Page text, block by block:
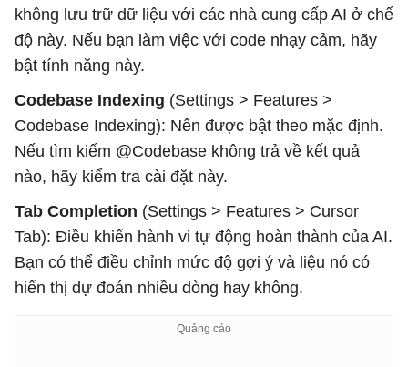
không lưu trữ dữ liệu với các nhà cung cấp AI ở chế
độ này. Nếu bạn làm việc với code nhạy cảm, hãy
bật tính năng này.
Codebase Indexing (Settings > Features >
Codebase Indexing): Nên được bật theo mặc định.
Nếu tìm kiếm @Codebase không trả về kết quả
nào, hãy kiểm tra cài đặt này.
Tab Completion (Settings > Features > Cursor
Tab): Điều khiển hành vi tự động hoàn thành của AI.
Bạn có thể điều chỉnh mức độ gợi ý và liệu nó có
hiển thị dự đoán nhiều dòng hay không.